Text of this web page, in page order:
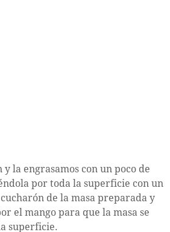
y la engrasamos con un poco de
por toda la superficie con un
de la masa preparada y
el mango para que la masa se
superficie.